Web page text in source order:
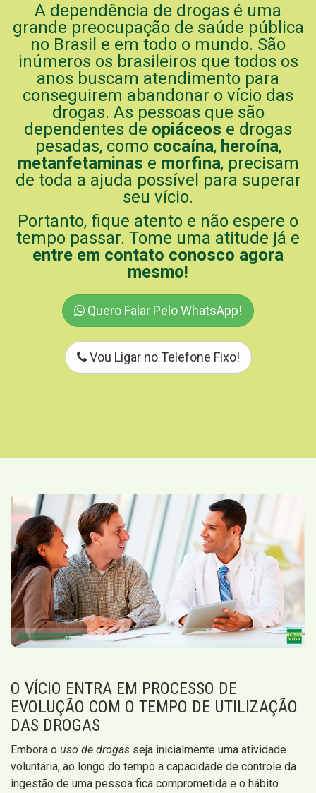
A dependência de drogas é uma
grande preocupação de saúde pública
no Brasil e em todo o mundo. São
inúmeros os brasileiros que todos os
anos buscam atendimento para
conseguirem abandonar o vício das
drogas. As pessoas que são
dependentes de opiáceos e drogas
pesadas, como cocaína, heroína,
metanfetaminas e morfina, precisam
de toda a ajuda possível para superar
seu vício.
Portanto, fique atento e não espere o
tempo passar. Tome uma atitude já e
entre em contato conosco agora
mesmo!
Quero Falar Pelo WhatsApp!
Vou Ligar no Telefone Fixo!
O VÍCIO ENTRA EM PROCESSO DE
EVOLUÇÃO COM O TEMPO DE UTILIZAÇÃO
DAS DROGAS
Embora o uso de drogas seja inicialmente uma atividade
voluntária, ao longo do tempo a capacidade de controle da
ingestão de uma pessoa fica comprometida e o hábito